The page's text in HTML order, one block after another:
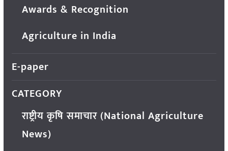
Awards & Recognition
Agriculture in India
E-paper
CATEGORY
राष्ट्रीय कृषि समाचार (National Agriculture
News)